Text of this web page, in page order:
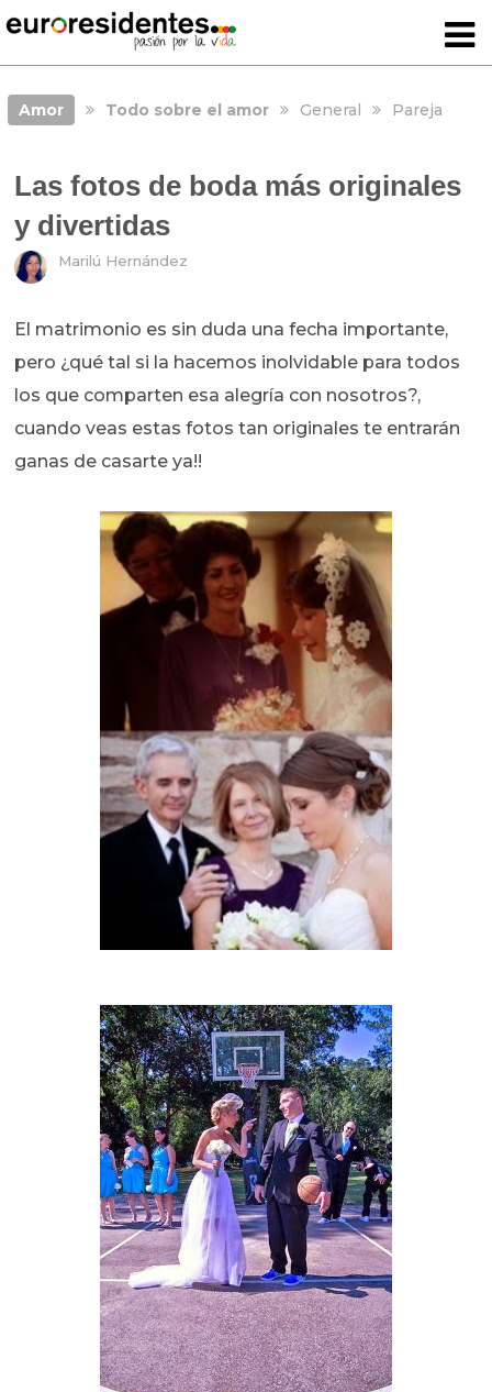
Amor Todo sobre el amor General Pareja
Las fotos de boda más originales
y divertidas
Marilú Hernández
El matrimonio es sin duda una fecha importante,
pero ¿qué tal si la hacemos inolvidable para todos
los que comparten esa alegría con nosotros?,
cuando veas estas fotos tan originales te entrarán
ganas de casarte ya!!